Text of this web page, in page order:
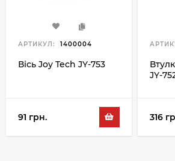
АРТИКУЛ: 1400004
Вісь Joy Tech JY-753
91 грн.
JY-
316